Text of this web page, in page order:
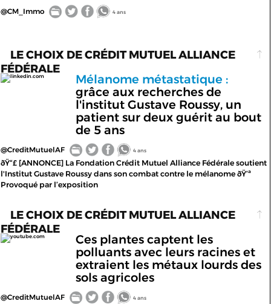
@CM_Immo 4 ans
LE CHOIX DE CRÉDIT MUTUEL ALLIANCE
FÉDÉRALE
linkedin.com
Mélanome métastatique :
grâce aux recherches de
l'institut Gustave Roussy, un
patient sur deux guérit au bout
de 5 ans
@CreditMutuelAF 4 ans
ðŸ“£ [ANNONCE] La Fondation Crédit Mutuel Alliance Fédérale soutient
l'Institut Gustave Roussy dans son combat contre le mélanome ðŸ’ª
Provoqué par l’exposition
LE CHOIX DE CRÉDIT MUTUEL ALLIANCE
FÉDÉRALE
youtube.com
Ces plantes captent les
polluants avec leurs racines et
extraient les métaux lourds des
sols agricoles
@CreditMutuelAF 4 ans